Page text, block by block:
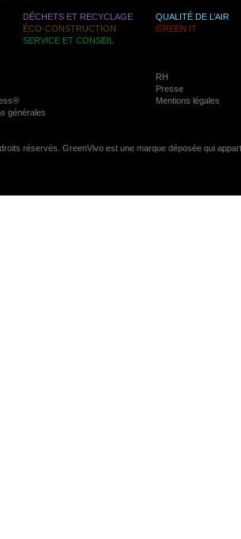
DÉCHETS ET RECYCLAGE
QUALITÉ DE L’AIR
ÉCO-CONSTRUCTION
GREEN IT
SERVICE ET CONSEIL
RH
Presse
Mentions légales
générales
réservés. GreenVivo est une marque déposée qui